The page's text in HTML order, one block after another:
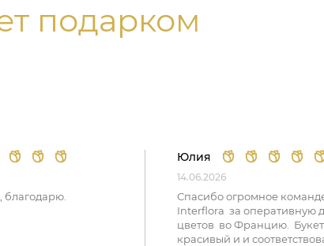
подарком
благодарю.
Юлия
14.06.2026
Спасибо огромное
Interflora за оперативную
цветов во Францию.
красивый и и